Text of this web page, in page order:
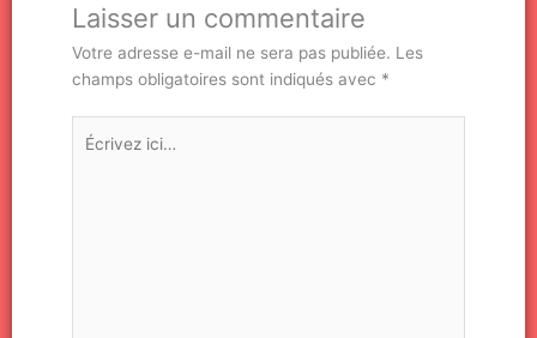
Laisser un commentaire
Votre adresse e-mail ne sera pas publiée. Les
champs obligatoires sont indiqués avec *
Écrivez
ici…